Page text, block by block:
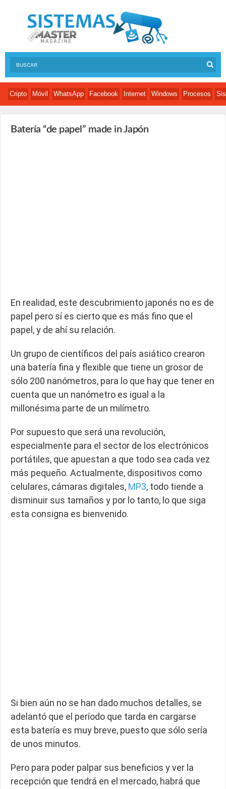
Cripto Móvil WhatsApp Facebook Internet Windows Procesos
Batería “de papel” made in Japón
En realidad, este descubrimiento japonés no es de
papel pero sí es cierto que es más fino que el
papel, y de ahí su relación.
Un grupo de científicos del país asiático crearon
una batería fina y flexible que tiene un grosor de
sólo 200 nanómetros, para lo que hay que tener en
cuenta que un nanómetro es igual a la
millonésima parte de un milímetro.
Por supuesto que será una revolución,
especialmente para el sector de los electrónicos
portátiles, que apuestan a que todo sea cada vez
más pequeño. Actualmente, dispositivos como
celulares, cámaras digitales, MP3, todo tiende a
disminuir sus tamaños y por lo tanto, lo que siga
esta consigna es bienvenido.
Si bien aún no se han dado muchos detalles, se
adelantó que el período que tarda en cargarse
esta batería es muy breve, puesto que sólo sería
de unos minutos.
Pero para poder palpar sus beneficios y ver la
recepción que tendrá en el mercado, habrá que